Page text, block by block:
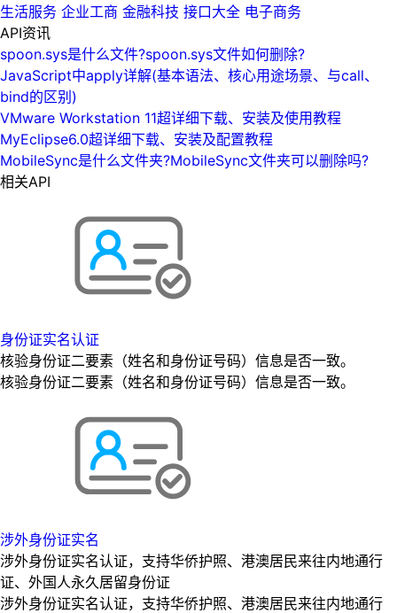
生活服务 企业工商 金融科技 接口大全 电子商务
API资讯
spoon.sys是什么文件?spoon.sys文件如何删除?
JavaScript中apply详解(基本语法、核心用途场景、与call、
bind的区别)
VMware Workstation 11超详细下载、安装及使用教程
MyEclipse6.0超详细下载、安装及配置教程
MobileSync是什么文件夹?MobileSync文件夹可以删除吗?
相关API
身份证实名认证
核验身份证二要素（姓名和身份证号码）信息是否一致。
核验身份证二要素（姓名和身份证号码）信息是否一致。
涉外身份证实名
涉外身份证实名认证，支持华侨护照、港澳居民来往内地通行
证、外国人永久居留身份证
涉外身份证实名认证，支持华侨护照、港澳居民来往内地通行